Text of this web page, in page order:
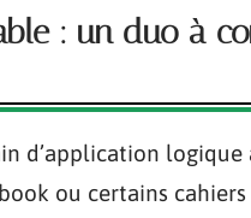
: un duo à
d’application logique
ou certains